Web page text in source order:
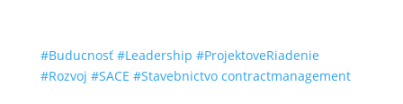
#Buducnosť #Leadership #ProjektoveRiadenie
#Rozvoj #SACE #Stavebnictvo contractmanagement